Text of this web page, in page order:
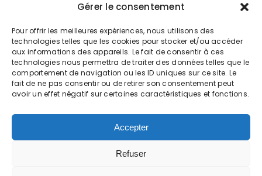
Gérer le consentement
Pour offrir les meilleures expériences, nous utilisons des
technologies telles que les cookies pour stocker et/ou accéder
aux informations des appareils. Le fait de consentir à ces
technologies nous permettra de traiter des données telles que le
comportement de navigation ou les ID uniques sur ce site. Le
fait de ne pas consentir ou de retirer son consentement peut
avoir un effet négatif sur certaines caractéristiques et fonctions.
Accepter
Refuser
Envoyer
Informations légales
Politique de cookies (UE)
© Copyright 2026, Commune de Serémange-Erzange,